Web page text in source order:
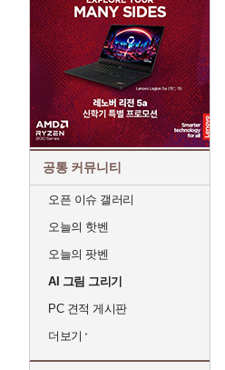
공통 커뮤니티
오픈 이슈 갤러리
오늘의 핫벤
오늘의 팟벤
AI 그림 그리기
PC 견적 게시판
더보기